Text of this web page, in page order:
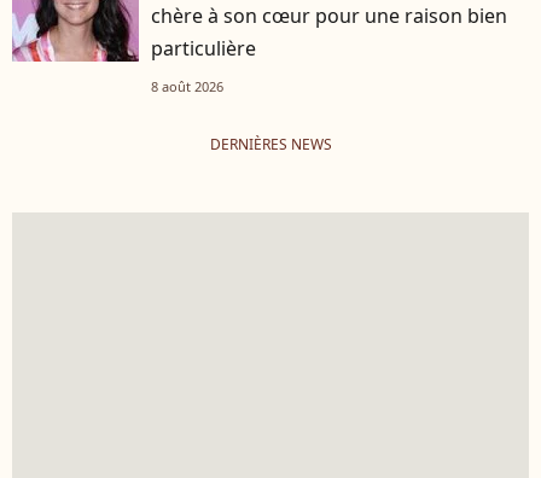
chère à son cœur pour une raison bien
particulière
8 août 2026
DERNIÈRES NEWS